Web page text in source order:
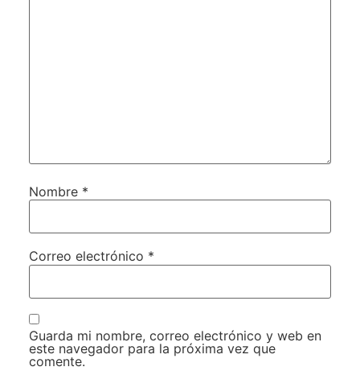
Nombre *
Correo electrónico *
Guarda mi nombre, correo electrónico y web en
este navegador para la próxima vez que
comente.